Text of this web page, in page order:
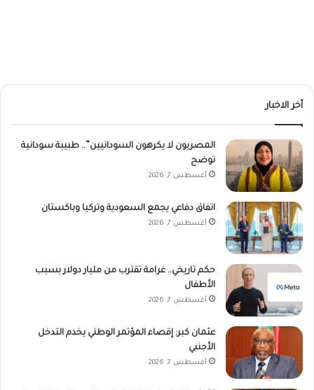
أخر الاخبار
المصريون لا يكرهون السودانيين”.. طبيبة سودانية
توضح
أغسطس 7, 2026
اتفاق دفاعي يجمع السعودية وتركيا وباكستان
أغسطس 7, 2026
حكم تاريخي.. غرامة تقترب من مليار دولار بسبب
الأطفال
أغسطس 7, 2026
عثمان كبر: إقصاء المؤتمر الوطني يخدم التدخل
الأجنبي
أغسطس 7, 2026